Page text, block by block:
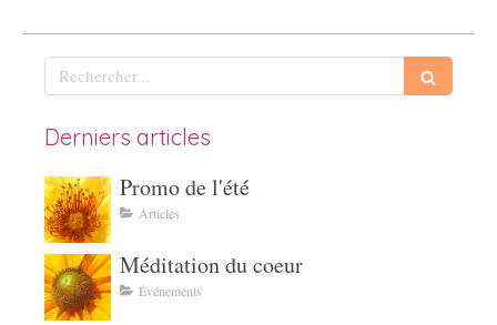
Rechercher
Derniers articles
Promo de l'été
Articles
Méditation du coeur
Événements